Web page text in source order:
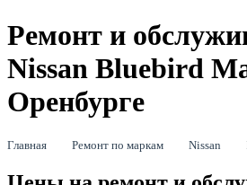
Ремонт и
Nissan Bluebird
Оренбурге
Главная Ремонт по маркам Nissan